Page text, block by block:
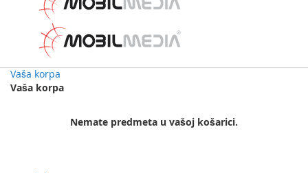
Vaša korpa
Vaša korpa
Nemate predmeta u vašoj košarici.